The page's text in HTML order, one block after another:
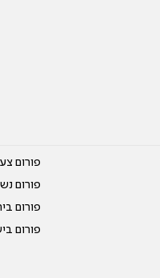
פורום
פורום
פורום
פורום